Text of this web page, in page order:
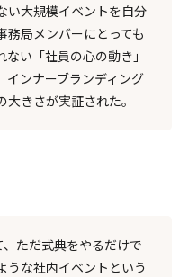
い大規模イベントを自分
務局メンバーにとっても
い「社員の心の動き」
インナーブランディング
きさが実証された。
ただ式典をやるだけで
うな社内イベントという